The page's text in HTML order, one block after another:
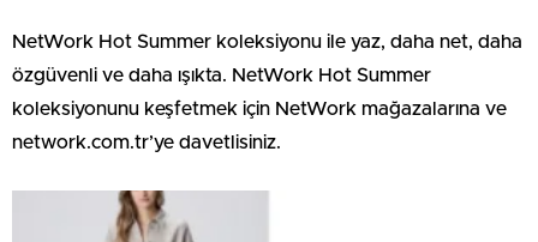
NetWork Hot Summer koleksiyonu ile yaz, daha net, daha
özgüvenli ve daha ışıkta. NetWork Hot Summer
koleksiyonunu keşfetmek için NetWork mağazalarına ve
network.com.tr’ye davetlisiniz.